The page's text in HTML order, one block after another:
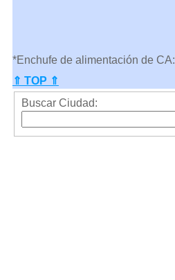
*Enchufe de alimentación de CA:
⇑ TOP ⇑
Buscar Ciudad: